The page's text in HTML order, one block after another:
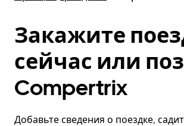
Закажите
сейчас или
Compertrix
Добавьте сведения о поездке,